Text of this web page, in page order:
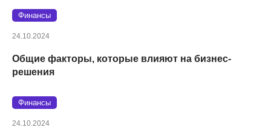
Финансы
24.10.2024
Общие факторы, которые влияют на бизнес-
решения
Финансы
24.10.2024